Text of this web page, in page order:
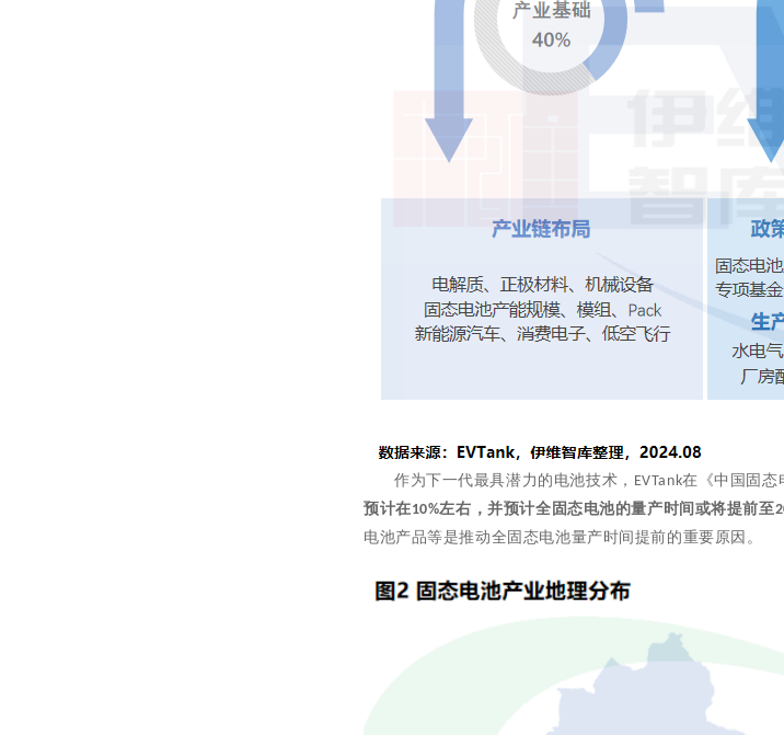
作为下一代最具潜力的电池技术， EVTank在《中国固态
预计在10%左右，并预计全固态电池的量产时间或将提前至
电池产品等是推动全固态电池量产时间提前的重要原因。